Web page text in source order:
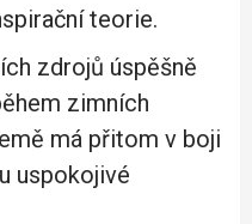
teorie.
zdrojů úspěšně
zimních
má přitom v boji
uspokojivé